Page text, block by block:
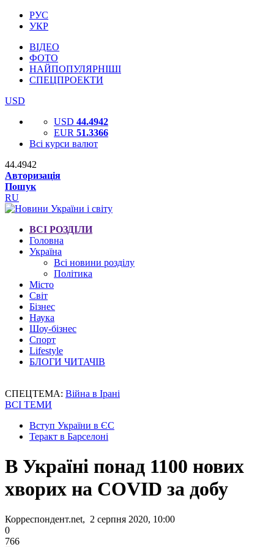
РУС
УКР
ВІДЕО
ФОТО
НАЙПОПУЛЯРНІШІ
СПЕЦПРОЕКТИ
USD
USD 44.4942
EUR 51.3366
Всі курси валют
44.4942
Авторизація
Пошук
RU
ВСІ РОЗДІЛИ
Головна
Україна
Всі новини розділу
Політика
Місто
Світ
Бізнес
Наука
Шоу-бізнес
Спорт
Lifestyle
БЛОГИ ЧИТАЧІВ
СПЕЦТЕМА: Війна в Ірані
ВСІ ТЕМИ
Вступ України в ЄС
Теракт в Барселоні
В Україні понад 1100 нових
хворих на COVID за добу
Корреспондент.net, 2 серпня 2020, 10:00
0
766